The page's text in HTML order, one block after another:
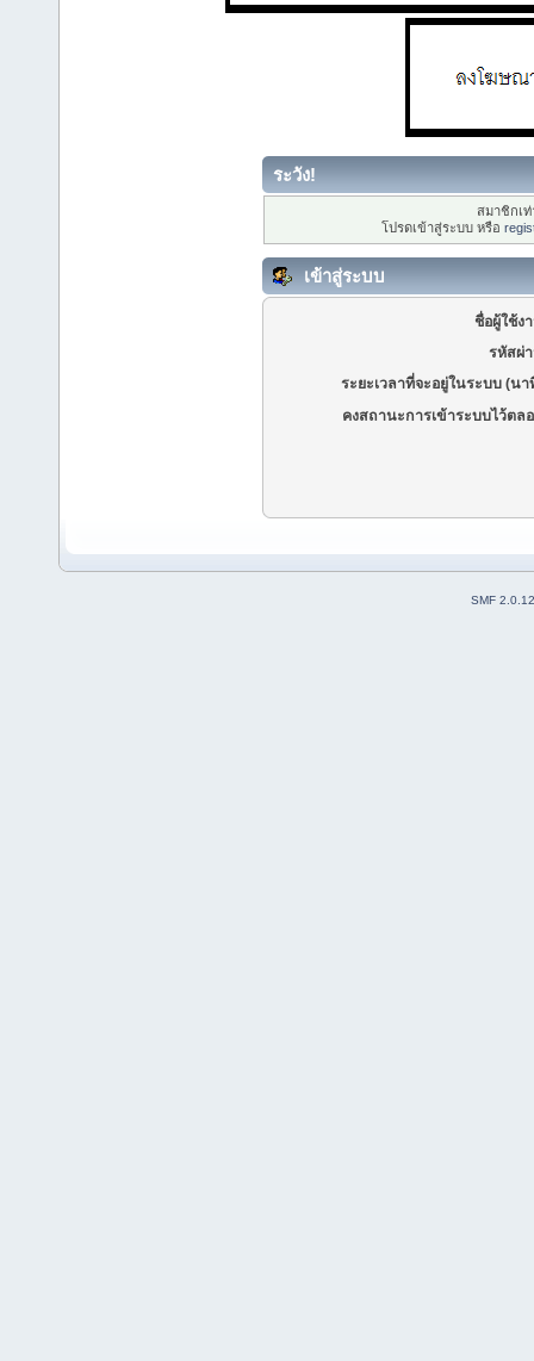
ระวัง!
สมาชิกเ
โปรดเข้าสู่ระบบ หรือ
เข้าสู่ระบบ
ชื่อผู้ใช้ง
รหัสผ่
ระยะเวลาที่จะอยู่ในระบบ (นา
คงสถานะการเข้าระบบไว้ตล
SMF 2.0.12